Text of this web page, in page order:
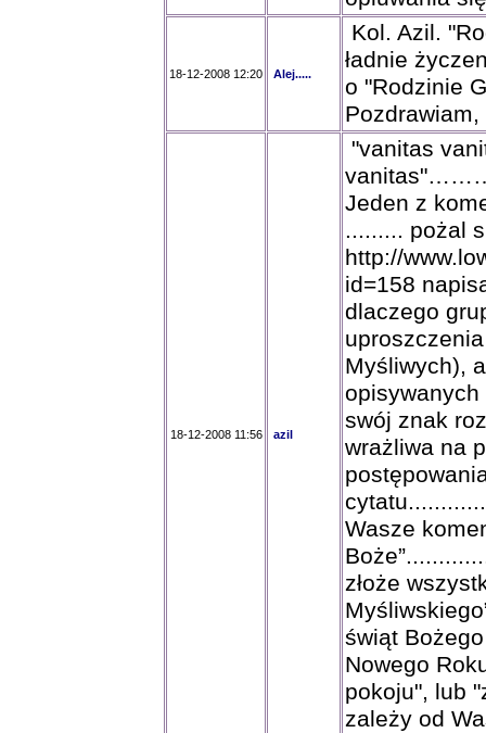
18-12-2008 12:20 Alej.....
Kol. Azil.
ładnie
o "Rodzinie
Pozdrawiam,
18-12-2008 11:56 azil
"vanitas
Jeden z
......... pożal
http://
id=158
dlaczego
Myśliwych),
opisywanych
swój znak
wrażliwa na
Wasze
złoże
świąt
Nowego
pokoju", lub
zależy od